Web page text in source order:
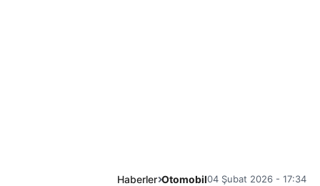
Haberler Otomobil04 Şubat 2026 - 17:34